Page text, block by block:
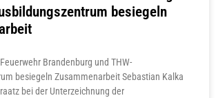
besiegeln
Brandenburg und THW-
besiegeln Zusammenarbeit Sebastian Kalka
bei der Unterzeichnung der